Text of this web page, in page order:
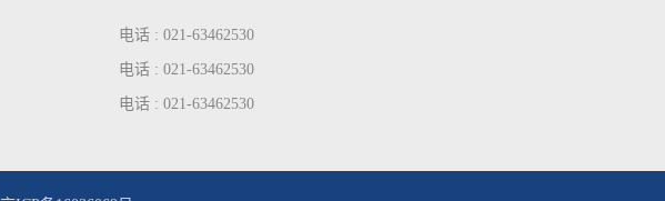
电话 : 021-63462530
电话 : 021-63462530
电话 : 021-63462530